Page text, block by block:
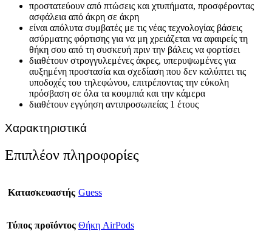
προστατεύουν από πτώσεις και χτυπήματα, προσφέροντας
ασφάλεια από άκρη σε άκρη
είναι απόλυτα συμβατές με τις νέας τεχνολογίας βάσεις
ασύρματης φόρτισης για να μη χρειάζεται να αφαιρείς τη
θήκη σου από τη συσκευή πριν την βάλεις να φορτίσει
διαθέτουν στρογγυλεμένες άκρες, υπερυψωμένες για
αυξημένη προστασία και σχεδίαση που δεν καλύπτει τις
υποδοχές του τηλεφώνου, επιτρέποντας την εύκολη
πρόσβαση σε όλα τα κουμπιά και την κάμερα
διαθέτουν εγγύηση αντιπροσωπείας 1 έτους
Χαρακτηριστικά
Επιπλέον πληροφορίες
Κατασκευαστής Guess
Τύπος προϊόντος Θήκη AirPods